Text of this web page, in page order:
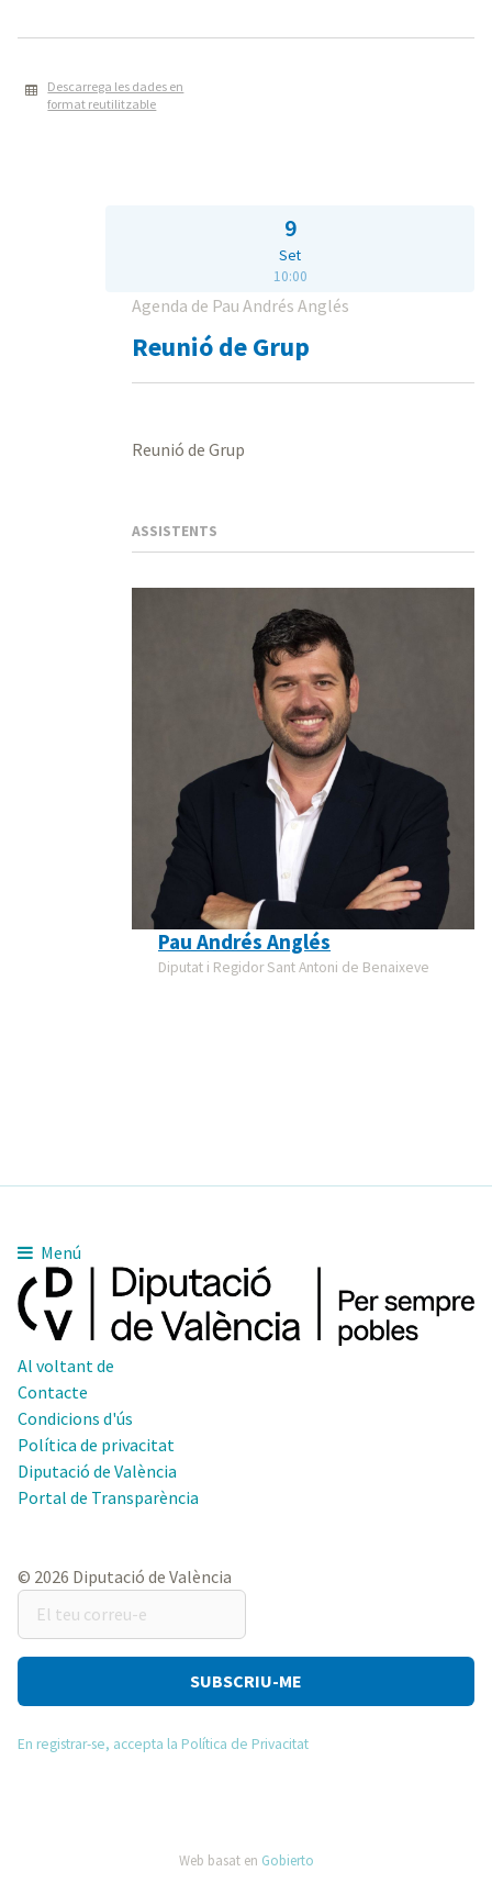
Descarrega les dades en
format reutilitzable
9
Set
10:00
Agenda de Pau Andrés Anglés
Reunió de Grup
Reunió de Grup
ASSISTENTS
Pau Andrés Anglés
Diputat i Regidor Sant Antoni de Benaixeve
Menú
Al voltant de
Contacte
Condicions d'ús
Política de privacitat
Diputació de València
Portal de Transparència
© 2026 Diputació de València
El
teu
correu-
En registrar-se, accepta la Política de Privacitat
Web basat en Gobierto